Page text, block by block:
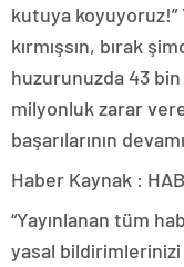
kutuya koyuyoruz!”
kırmışsın, bırak
huzurunuzda 43 bin
milyonluk zarar
başarılarının
Haber Kaynak :
“Yayınlanan tüm
yasal